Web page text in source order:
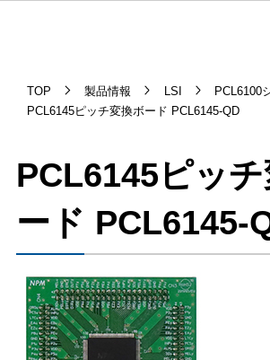
TOP 製品情報 LSI
PCL6100
PCL6145ピッチ変換ボード PCL6145-QD
PCL6145ピッ
ード PCL6145-